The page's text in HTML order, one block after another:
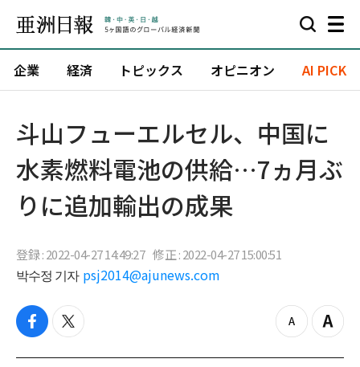
企業 経済 トピックス オピニオン AI PICK
斗山フューエルセル、中国に
水素燃料電池の供給…7ヵ月ぶ
りに追加輸出の成果
登録 : 2022-04-27 14:49:27 修正 : 2022-04-27 15:00:51
박수정 기자 psj2014@ajunews.com
f
c
t
i
z
o
Z
o